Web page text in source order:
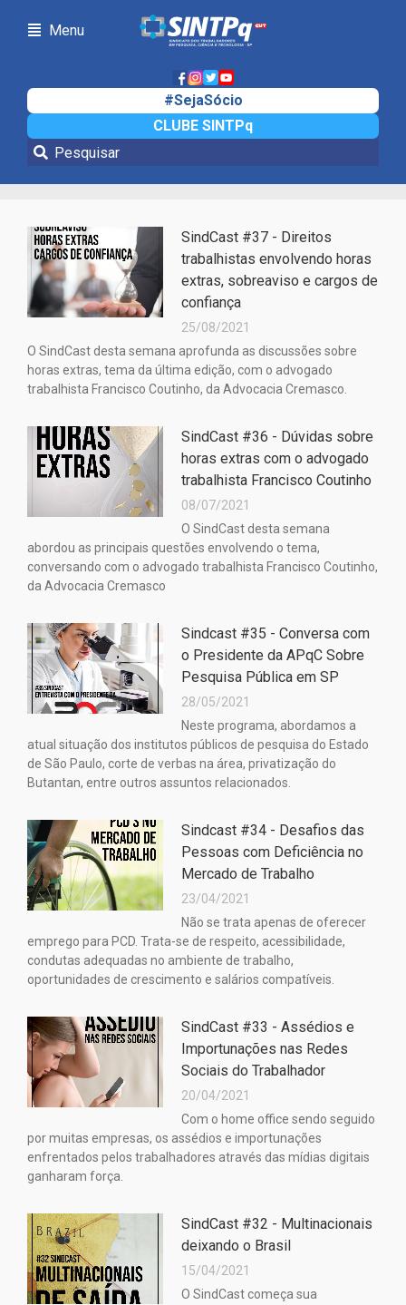
Menu
#SejaSócio
CLUBE SINTPq
SindCast
SindCast #37 - Direitos
trabalhistas envolvendo horas
extras, sobreaviso e cargos de
confiança
25/08/2021
O SindCast desta semana aprofunda as discussões sobre
horas extras, tema da última edição, com o advogado
trabalhista Francisco Coutinho, da Advocacia Cremasco.
SindCast #36 - Dúvidas sobre
horas extras com o advogado
trabalhista Francisco Coutinho
08/07/2021
O SindCast desta semana
abordou as principais questões envolvendo o tema,
conversando com o advogado trabalhista Francisco Coutinho,
da Advocacia Cremasco
Sindcast #35 - Conversa com
o Presidente da APqC Sobre
Pesquisa Pública em SP
28/05/2021
Neste programa, abordamos a
atual situação dos institutos públicos de pesquisa do Estado
de São Paulo, corte de verbas na área, privatização do
Butantan, entre outros assuntos relacionados.
Sindcast #34 - Desafios das
Pessoas com Deficiência no
Mercado de Trabalho
23/04/2021
Não se trata apenas de oferecer
emprego para PCD. Trata-se de respeito, acessibilidade,
condutas adequadas no ambiente de trabalho,
oportunidades de crescimento e salários compatíveis.
SindCast #33 - Assédios e
Importunações nas Redes
Sociais do Trabalhador
20/04/2021
Com o home office sendo seguido
por muitas empresas, os assédios e importunações
enfrentados pelos trabalhadores através das mídias digitais
ganharam força.
SindCast #32 - Multinacionais
deixando o Brasil
15/04/2021
O SindCast começa sua